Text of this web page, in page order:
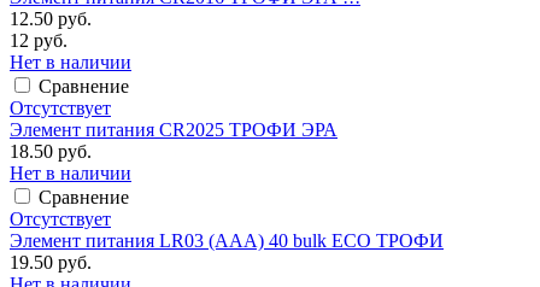
12.50 руб.
12 руб.
Нет в наличии
Сравнение
Отсутствует
Элемент питания CR2025 ТРОФИ ЭРА
18.50 руб.
Нет в наличии
Сравнение
Отсутствует
Элемент питания LR03 (ААА) 40 bulk ECO ТРОФИ
19.50 руб.